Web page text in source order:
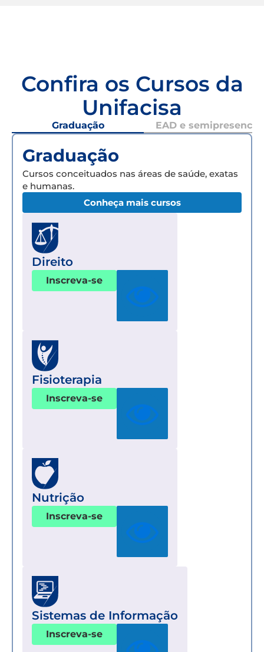
Confira os Cursos da
Unifacisa
Graduação EAD e semipresencial
Graduação
Cursos conceituados nas áreas de saúde, exatas
e humanas.
Conheça mais cursos
Direito
Inscreva-se
Fisioterapia
Inscreva-se
Nutrição
Inscreva-se
Sistemas de Informação
Inscreva-se